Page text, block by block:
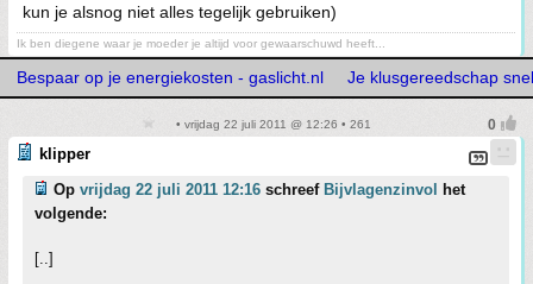
kun je alsnog niet alles tegelijk gebruiken)
Ik ben diegene waar je moeder je altijd voor gewaarschuwd heeft...
Bespaar op je energiekosten - gaslicht.nl Je klusgereedschap
• vrijdag 22 juli 2011 @ 12:26 • 261
klipper
Op vrijdag 22 juli 2011 12:16 schreef Bijvlagenzinvol het
volgende:
[..]